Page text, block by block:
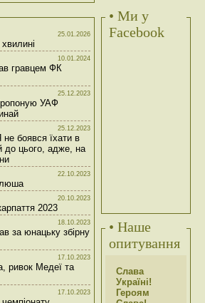
25.01.2026
10.01.2024
гравцем ФК
25.12.2023
УАФ
25.12.2023
боявся їхати в
до цього, адже, на
22.10.2023
20.10.2023
2023
18.10.2023
за юнацьку збірну
17.10.2023
ривок Медеї та
17.10.2023
• Ми у
Facebook
• Наше
опитування
Слава
Україні!
Героям